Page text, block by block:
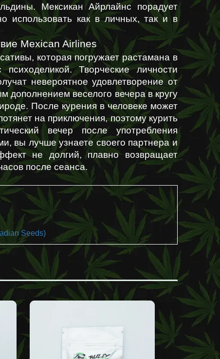
Мексикан Айрлайнс порадует
использовать как в личных, так и в
Mexican Airlines
которая погружает растамана в
Творческие личности
невероятное удовлетворение от
дополнением веселого вечера в кругу
После курения в человеке может
на приключения, поэтому курить
вечер после употребления
вы лучше узнаете своего партнера и
не долгий, плавно возвращает
после сеанса.
Seeds)